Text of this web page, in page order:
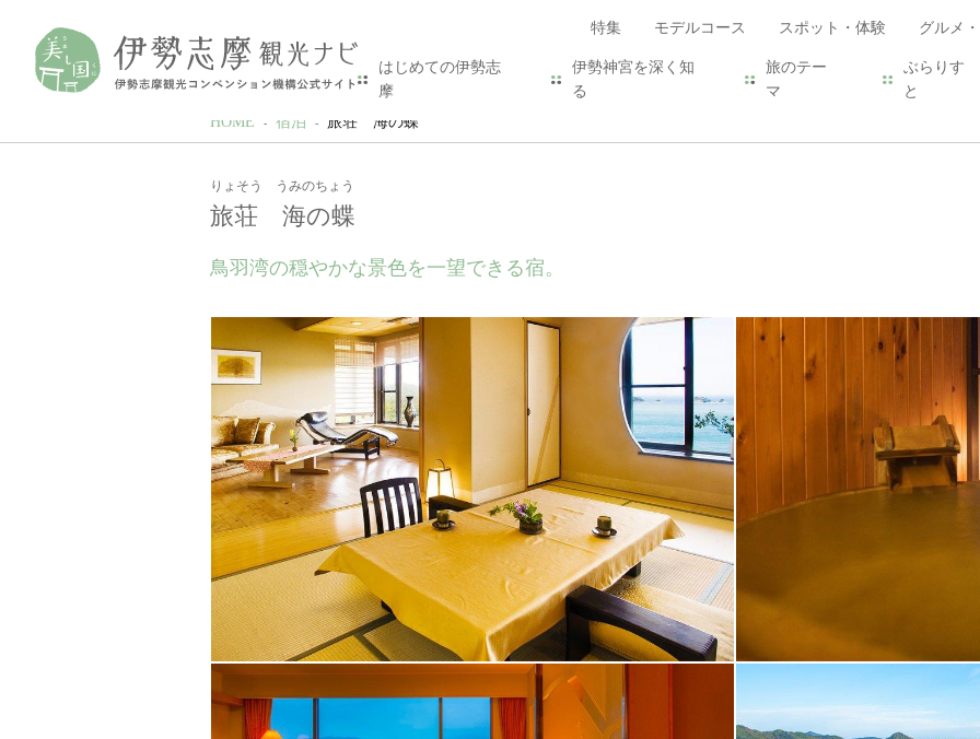
特集 モデルコース スポット・体験 グルメ
はじめての伊勢志
摩
伊勢神宮を深く知
る
旅のテー
マ
ぶらりす
と
HOME 宿泊 旅荘 海の蝶
りょそう うみのちょう
旅荘 海の蝶
鳥羽湾の穏やかな景色を一望できる宿。